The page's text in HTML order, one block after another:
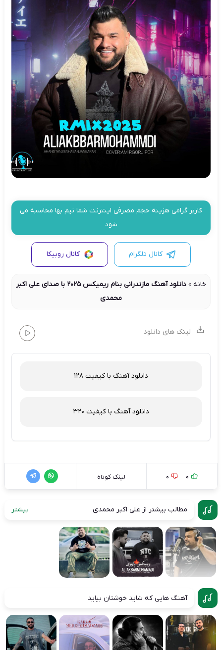
کاربر گرامی هزینه حجم مصرفی اینترنت شما نیم بها محاسبه می
شود
کانال تلگرام کانال روبیکا
خانه »
دانلود آهنگ مازندرانی بنام ریمیکس 2025 با صدای علی اکبر
محمدی
لینک های دانلود
دانلود آهنگ با کیفیت 128
دانلود آهنگ با کیفیت 320
0
0 لینک کوتاه
مطالب بیشتر از علی اکبر محمدی بیشتر
آهنگ هایی که شاید خوشتان بیاید